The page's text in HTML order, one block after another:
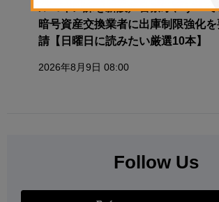
ルコイン課を新設／警察庁、すべて
暗号資産交換業者に出庫制限強化を
請【日曜日に読みたい厳選10本】
2026年8月9日 08:00
Follow Us